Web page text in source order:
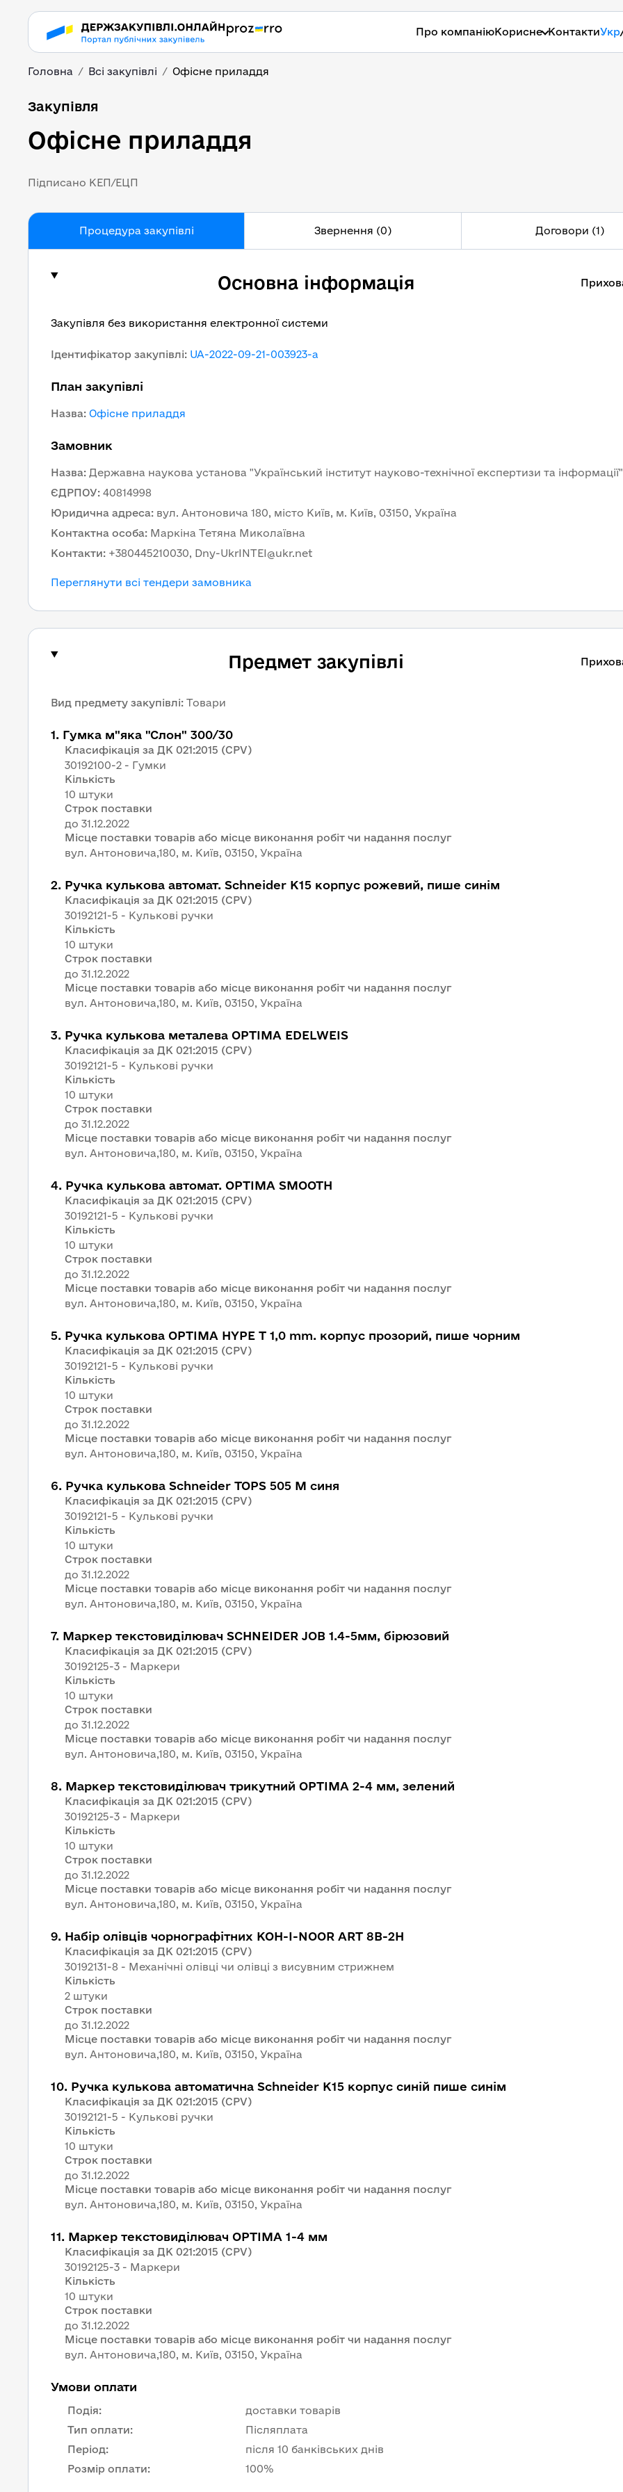
Про компаніюКорисне КонтактиУкр
Головна Всі закупівлі Офісне приладдя
Офісне приладдя
Закупівля
Офісне приладдя
Підписано КЕП/ЕЦП
Процедура закупівлі Звернення (0) Договори (1)
Основна інформація
Закупівля без використання електронної системи
Ідентифікатор закупівлі: UA-2022-09-21-003923-a
План закупівлі
Назва: Офісне приладдя
Замовник
Назва: Державна наукова установа "Український інститут науково-технічної експертизи та інформації"
ЄДРПОУ: 40814998
Юридична адреса: вул. Антоновича 180, місто Київ, м. Київ, 03150, Україна
Контактна особа: Маркіна Тетяна Миколаївна
Контакти: +380445210030, Dny-UkrINTEI@ukr.net
Переглянути всі тендери замовника
Предмет закупівлі
Вид предмету закупівлі: Товари
1. Гумка м"яка "Слон" 300/30
Класифікація за ДК 021:2015 (CPV)
30192100-2 - Гумки
Кількість
10 штуки
Строк поставки
Місце поставки товарів або місце виконання робіт чи надання послуг
вул. Антоновича,180, м. Київ, 03150, Україна
2. Ручка кулькова автомат. Schneider K15 корпус рожевий, пише синім
Класифікація за ДК 021:2015 (CPV)
30192121-5 - Кулькові ручки
Кількість
10 штуки
Строк поставки
Місце поставки товарів або місце виконання робіт чи надання послуг
вул. Антоновича,180, м. Київ, 03150, Україна
3. Ручка кулькова металева OPTIMA EDELWEIS
Класифікація за ДК 021:2015 (CPV)
30192121-5 - Кулькові ручки
Кількість
10 штуки
Строк поставки
Місце поставки товарів або місце виконання робіт чи надання послуг
вул. Антоновича,180, м. Київ, 03150, Україна
4. Ручка кулькова автомат. OPTIMA SMOOTH
Класифікація за ДК 021:2015 (CPV)
30192121-5 - Кулькові ручки
Кількість
10 штуки
Строк поставки
Місце поставки товарів або місце виконання робіт чи надання послуг
вул. Антоновича,180, м. Київ, 03150, Україна
5. Ручка кулькова OPTIMA HYPE T 1,0 mm. корпус прозорий, пише чорним
Класифікація за ДК 021:2015 (CPV)
30192121-5 - Кулькові ручки
Кількість
10 штуки
Строк поставки
Місце поставки товарів або місце виконання робіт чи надання послуг
вул. Антоновича,180, м. Київ, 03150, Україна
6. Ручка кулькова Schneider TOPS 505 M синя
Класифікація за ДК 021:2015 (CPV)
30192121-5 - Кулькові ручки
Кількість
10 штуки
Строк поставки
Місце поставки товарів або місце виконання робіт чи надання послуг
вул. Антоновича,180, м. Київ, 03150, Україна
7. Маркер текстовиділювач SCHNEIDER JOB 1.4-5мм, бірюзовий
Класифікація за ДК 021:2015 (CPV)
30192125-3 - Маркери
Кількість
10 штуки
Строк поставки
Місце поставки товарів або місце виконання робіт чи надання послуг
вул. Антоновича,180, м. Київ, 03150, Україна
8. Маркер текстовиділювач трикутний OPTIMA 2-4 мм, зелений
Класифікація за ДК 021:2015 (CPV)
30192125-3 - Маркери
Кількість
10 штуки
Строк поставки
Місце поставки товарів або місце виконання робіт чи надання послуг
вул. Антоновича,180, м. Київ, 03150, Україна
9. Набір олівців чорнографітних KOH-I-NOOR ART 8B-2H
Класифікація за ДК 021:2015 (CPV)
30192131-8 - Механічні олівці чи олівці з висувним стрижнем
Кількість
2 штуки
Строк поставки
Місце поставки товарів або місце виконання робіт чи надання послуг
вул. Антоновича,180, м. Київ, 03150, Україна
10. Ручка кулькова автоматична Schneider K15 корпус синій пише синім
Класифікація за ДК 021:2015 (CPV)
30192121-5 - Кулькові ручки
Кількість
10 штуки
Строк поставки
Місце поставки товарів або місце виконання робіт чи надання послуг
вул. Антоновича,180, м. Київ, 03150, Україна
11. Маркер текстовиділювач OPTIMA 1-4 мм
Класифікація за ДК 021:2015 (CPV)
30192125-3 - Маркери
Кількість
10 штуки
Строк поставки
Місце поставки товарів або місце виконання робіт чи надання послуг
вул. Антоновича,180, м. Київ, 03150, Україна
Умови оплати
Подія:
доставки товарів
Тип оплати:
Післяплата
Період:
після 10 банківських днів
Розмір оплати: 100%